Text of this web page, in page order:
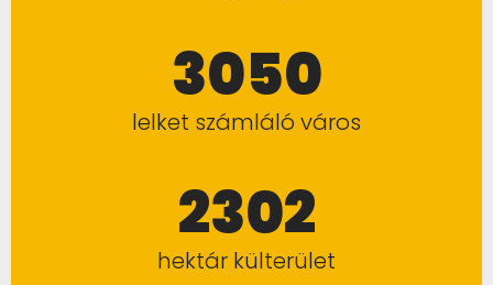
3050
lelket számláló város
2302
hektár külterület